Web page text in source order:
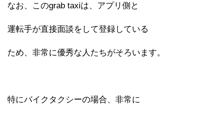
なお、このgrab taxiは、アプリ側と
運転手が直接面談をして登録している
ため、非常に優秀な人たちがそろいます。
特にバイクタクシーの場合、非常に